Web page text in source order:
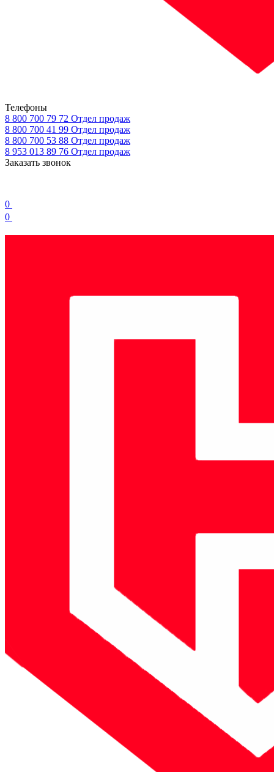
Телефоны
8 800 700 79 72 Отдел продаж
8 800 700 41 99 Отдел продаж
8 800 700 53 88 Отдел продаж
8 953 013 89 76 Отдел продаж
Заказать звонок
0
0